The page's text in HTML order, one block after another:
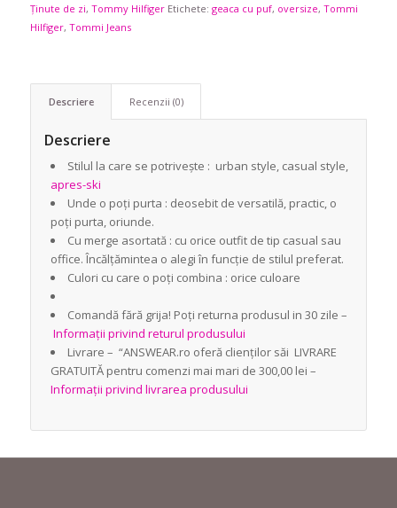
Ținute de zi, Tommy Hilfiger Etichete: geaca cu puf, oversize, Tommi
Hilfiger, Tommi Jeans
Descriere Recenzii (0)
Descriere
Stilul la care se potrivește : urban style, casual style,
apres-ski
Unde o poți purta : deosebit de versatilă, practic, o
poți purta, oriunde.
Cu merge asortată : cu orice outfit de tip casual sau
office. Încălțămintea o alegi în funcție de stilul preferat.
Culori cu care o poți combina : orice culoare
Comandă fără grija! Poți returna produsul in 30 zile –
Informații privind returul produsului
Livrare – “ANSWEAR.ro oferă clienților săi LIVRARE
GRATUITĂ pentru comenzi mai mari de 300,00 lei –
Informații privind livrarea produsului